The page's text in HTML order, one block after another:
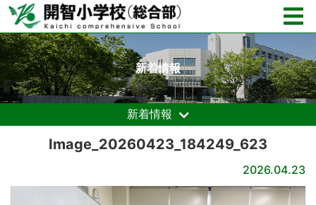
新着情報
新着情報
Image_20260423_184249_623
2026.04.23